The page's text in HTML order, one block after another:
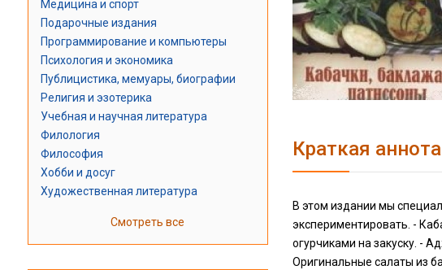
Медицина и спорт
Подарочные издания
Программирование и компьютеры
Психология и экономика
Публицистика, мемуары, биографии
Религия и эзотерика
Учебная и научная литература
Филология
Философия
Хобби и досуг
Художественная литература
Смотреть все
Краткая
В этом издании мы
экспериментировать. -
огурчиками на закуску. -
Оригинальные салаты из